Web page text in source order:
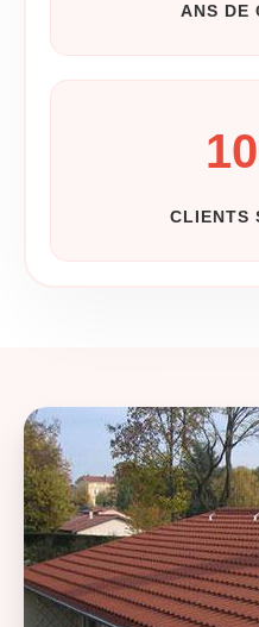
ANS DE
CLIENTS